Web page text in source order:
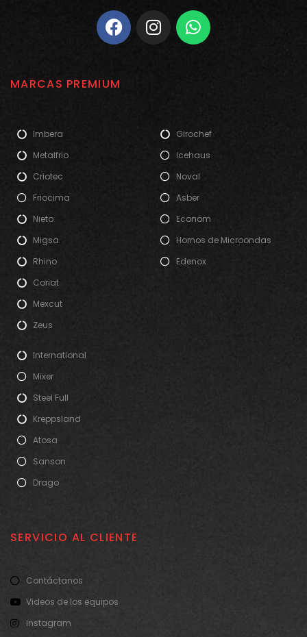
MARCAS PREMIUM
Imbera
Metalfrio
Criotec
Friocima
Nieto
Migsa
Rhino
Coriat
Mexcut
Zeus
Girochef
Icehaus
Noval
Asber
Econom
Hornos de Microondas
Edenox
International
Mixer
Steel Full
Kreppsland
Atosa
Sanson
Drago
SERVICIO AL CLIENTE
Contáctanos
Videos de los equipos
Instagram